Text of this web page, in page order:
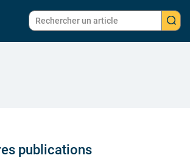
publications